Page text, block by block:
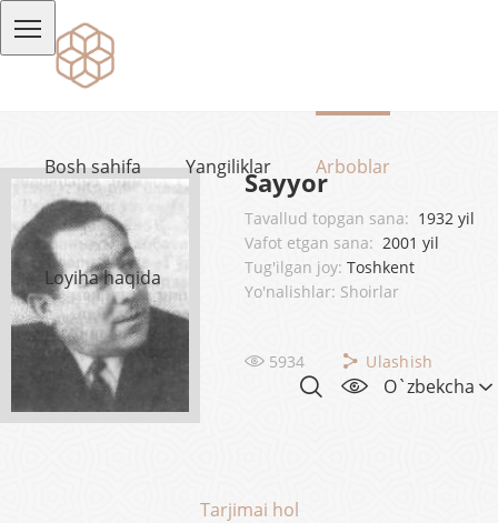
Bosh sahifa Yangiliklar Arboblar
Loyiha haqida
O`zbekcha
Sayyor
Tavallud topgan sana: 1932 yil
Vafot etgan sana: 2001 yil
Tug'ilgan joy: Toshkent
Yo'nalishlar: Shoirlar
5934 Ulashish
Tarjimai hol